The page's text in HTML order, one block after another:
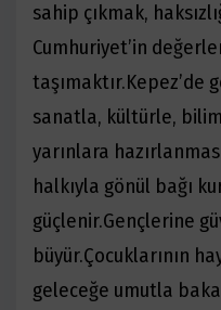
sahip çıkmak,
Cumhuriyet’in de
taşımaktır.Kepez’de
sanatla, kültürle,
yarınlara
halkıyla gönül bağı
güçlenir.Gençlerine gü
büyür.Çocuklarının
geleceğe umutla